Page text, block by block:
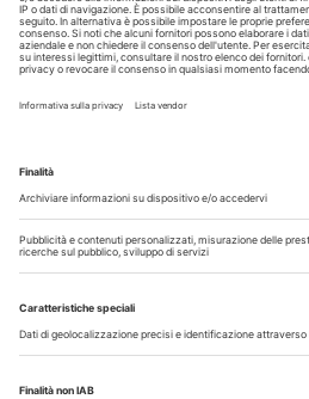
30 Luglio 2026
Pistoia - studio cerca
Il flusso di lavoro